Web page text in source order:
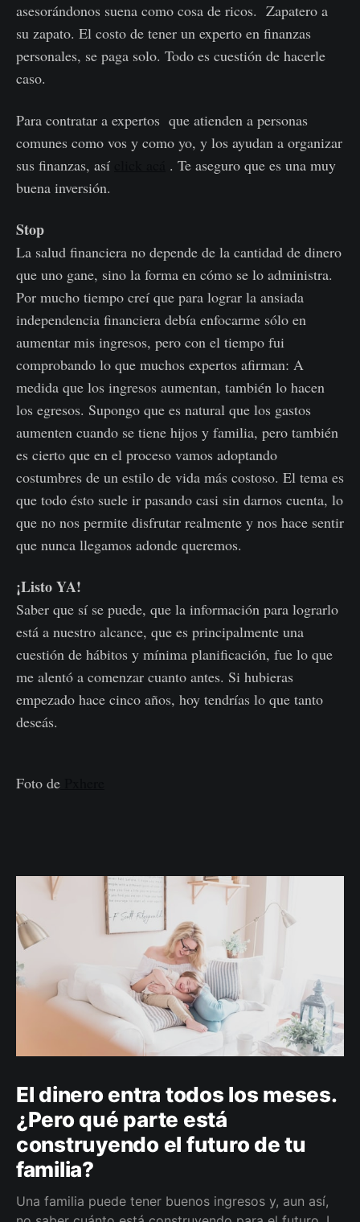
asesorándonos suena como cosa de ricos. Zapatero a
su zapato. El costo de tener un experto en finanzas
personales, se paga solo. Todo es cuestión de hacerle
caso.
Para contratar a expertos que atienden a personas
comunes como vos y como yo, y los ayudan a organizar
sus finanzas, así
. Te aseguro que es una muy
buena inversión.
Stop
La salud financiera no depende de la cantidad de dinero
que uno gane, sino la forma en cómo se lo administra.
Por mucho tiempo creí que para lograr la ansiada
independencia financiera debía enfocarme sólo en
aumentar mis ingresos, pero con el tiempo fui
comprobando lo que muchos expertos afirman: A
medida que los ingresos aumentan, también lo hacen
los egresos. Supongo que es natural que los gastos
aumenten cuando se tiene hijos y familia, pero también
es cierto que en el proceso vamos adoptando
costumbres de un estilo de vida más costoso. El tema es
que todo ésto suele ir pasando casi sin darnos cuenta, lo
que no nos permite disfrutar realmente y nos hace sentir
que nunca llegamos adonde queremos.
¡ListoYA!
Saber que sí se puede, que la información para lograrlo
está a nuestro alcance, que es principalmente una
cuestión de hábitos y mínima planificación, fue lo que
me alentó a comenzar cuanto antes. Si hubieras
empezado hace cinco años, hoy tendrías lo que tanto
deseás.
Foto de
El dinero entra todos los meses.
¿Pero qué parte está
construyendo el futuro de tu
familia?
Una familia puede tener buenos ingresos y, aun así,